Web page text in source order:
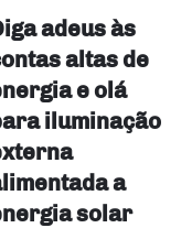
adeus às
altas de
e olá
iluminação
a
solar